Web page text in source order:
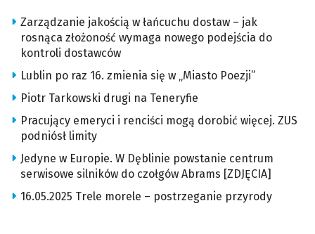
Zarządzanie jakością w łańcuchu dostaw – jak
rosnąca złożoność wymaga nowego podejścia do
kontroli dostawców
Lublin po raz 16. zmienia się w „Miasto Poezji”
Piotr Tarkowski drugi na Teneryfie
Pracujący emeryci i renciści mogą dorobić więcej. ZUS
podniósł limity
Jedyne w Europie. W Dęblinie powstanie centrum
serwisowe silników do czołgów Abrams [ZDJĘCIA]
16.05.2025 Trele morele – postrzeganie przyrody